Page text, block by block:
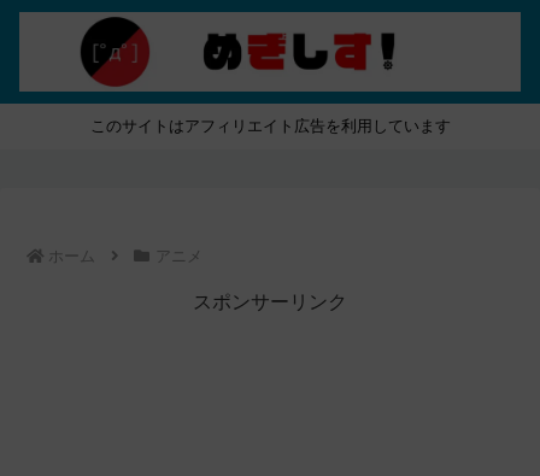
このサイトはアフィリエイト広告を利用しています
ホーム アニメ
スポンサーリンク